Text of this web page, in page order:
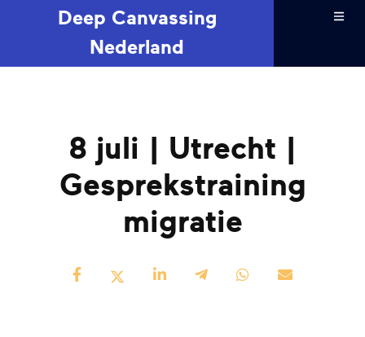
Deep Canvassing
Nederland
8 juli | Utrecht |
Gesprekstraining
migratie